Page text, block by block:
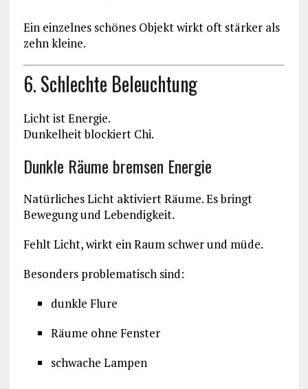
Ein einzelnes schönes Objekt wirkt oft stärker als
zehn kleine.
6. Schlechte Beleuchtung
Licht ist Energie.
Dunkelheit blockiert Chi.
Dunkle Räume bremsen Energie
Natürliches Licht aktiviert Räume. Es bringt
Bewegung und Lebendigkeit.
Fehlt Licht, wirkt ein Raum schwer und müde.
Besonders problematisch sind:
dunkle Flure
Räume ohne Fenster
schwache Lampen